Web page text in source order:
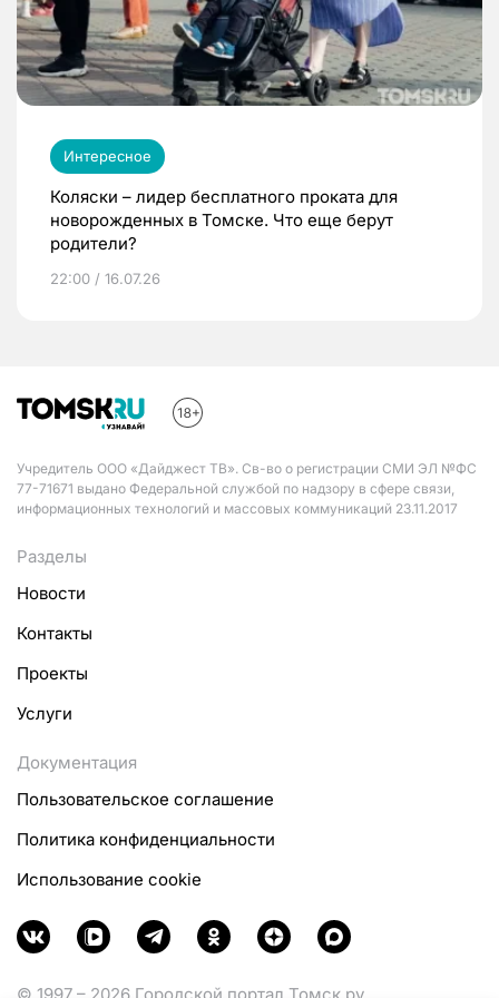
Интересное
Коляски – лидер бесплатного проката для
новорожденных в Томске. Что еще берут
родители?
22:00 / 16.07.26
Учредитель ООО «Дайджест ТВ». Св-во о регистрации СМИ ЭЛ №ФС
77-71671 выдано Федеральной службой по надзору в сфере связи,
информационных технологий и массовых коммуникаций 23.11.2017
Разделы
Новости
Контакты
Проекты
Услуги
Документация
Пользовательское соглашение
Политика конфиденциальности
Использование cookie